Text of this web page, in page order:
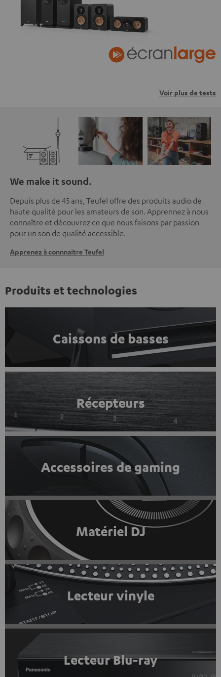
Voir plus de tests
We make it sound.
Depuis plus de 45 ans, Teufel offre des produits audio de
haute qualité pour les amateurs de son. Apprennez à nous
connaître et découvrez ce que nous faisons par passion
pour un son de qualité accessible.
Apprenez à connnaitre Teufel
Produits et technologies
Caissons de basses
Récepteurs
Accessoires de gaming
Matériel DJ
Lecteur vinyle
Lecteur Blu-ray